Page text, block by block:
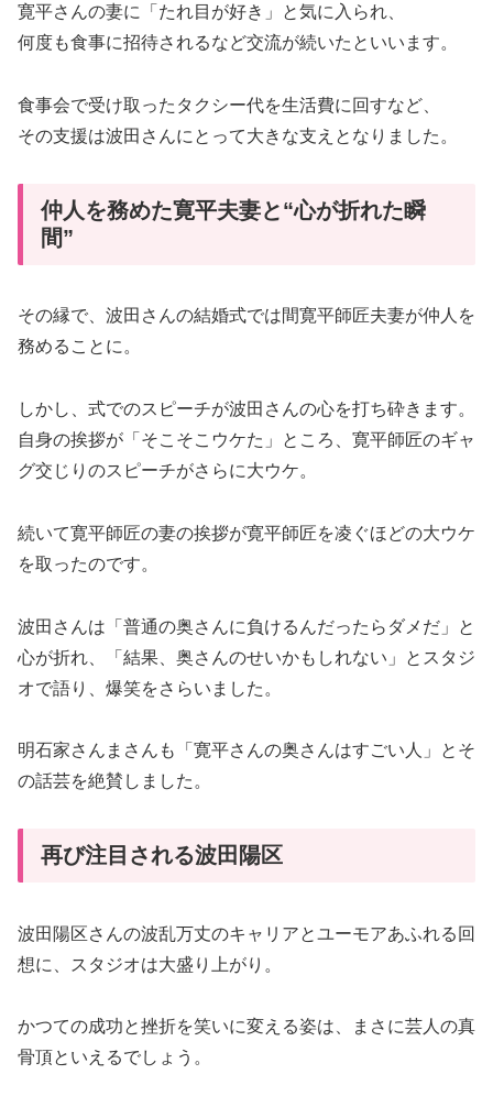
寛平さんの妻に「たれ目が好き」と気に入られ、
何度も食事に招待されるなど交流が続いたといいます。
食事会で受け取ったタクシー代を生活費に回すなど、
その支援は波田さんにとって大きな支えとなりました。
仲人を務めた寛平夫妻と“心が折れた瞬
間”
その縁で、波田さんの結婚式では間寛平師匠夫妻が仲人を
務めることに。
しかし、式でのスピーチが波田さんの心を打ち砕きます。
自身の挨拶が「そこそこウケた」ところ、寛平師匠のギャ
グ交じりのスピーチがさらに大ウケ。
続いて寛平師匠の妻の挨拶が寛平師匠を凌ぐほどの大ウケ
を取ったのです。
波田さんは「普通の奥さんに負けるんだったらダメだ」と
心が折れ、「結果、奥さんのせいかもしれない」とスタジ
オで語り、爆笑をさらいました。
明石家さんまさんも「寛平さんの奥さんはすごい人」とそ
の話芸を絶賛しました。
再び注目される波田陽区
波田陽区さんの波乱万丈のキャリアとユーモアあふれる回
想に、スタジオは大盛り上がり。
かつての成功と挫折を笑いに変える姿は、まさに芸人の真
骨頂といえるでしょう。